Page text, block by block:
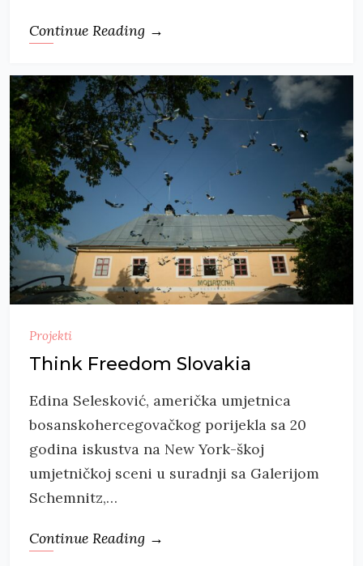
Continue Reading →
Projekti
Think Freedom Slovakia
Edina Selesković, američka umjetnica
bosanskohercegovačkog porijekla sa 20
godina iskustva na New York-škoj
umjetničkoj sceni u suradnji sa Galerijom
Schemnitz,…
Continue Reading →